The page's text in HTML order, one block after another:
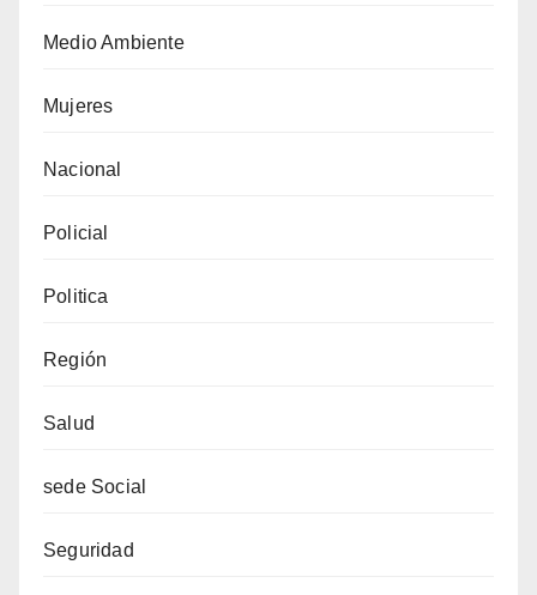
Medio Ambiente
Mujeres
Nacional
Policial
Politica
Región
Salud
sede Social
Seguridad